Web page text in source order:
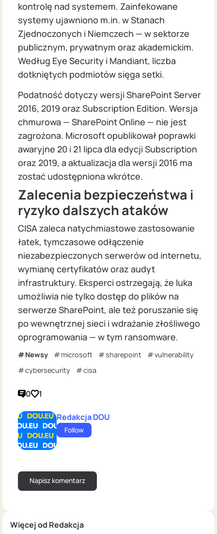
Więcej od Redakcja
kontrolę nad systemem. Zainfekowane
systemy ujawniono m.in. w Stanach
Zjednoczonych i Niemczech — w sektorze
publicznym, prywatnym oraz akademickim.
Według Eye Security i Mandiant, liczba
dotkniętych podmiotów sięga setki.
Podatność dotyczy wersji SharePoint Server
2016, 2019 oraz Subscription Edition. Wersja
chmurowa — SharePoint Online — nie jest
zagrożona. Microsoft opublikował poprawki
awaryjne 20 i 21 lipca dla edycji Subscription
oraz 2019, a aktualizacja dla wersji 2016 ma
zostać udostępniona wkrótce.
Zalecenia bezpieczeństwa i
ryzyko dalszych ataków
CISA zaleca natychmiastowe zastosowanie
łatek, tymczasowe odłączenie
niezabezpieczonych serwerów od internetu,
wymianę certyfikatów oraz audyt
infrastruktury. Eksperci ostrzegają, że luka
umożliwia nie tylko dostęp do plików na
serwerze SharePoint, ale też poruszanie się
po wewnętrznej sieci i wdrażanie złośliwego
oprogramowania — w tym ransomware.
Newsy microsoft sharepoint
vulnerability
cybersecurity
cisa
0 1
Redakcja DOU
Follow